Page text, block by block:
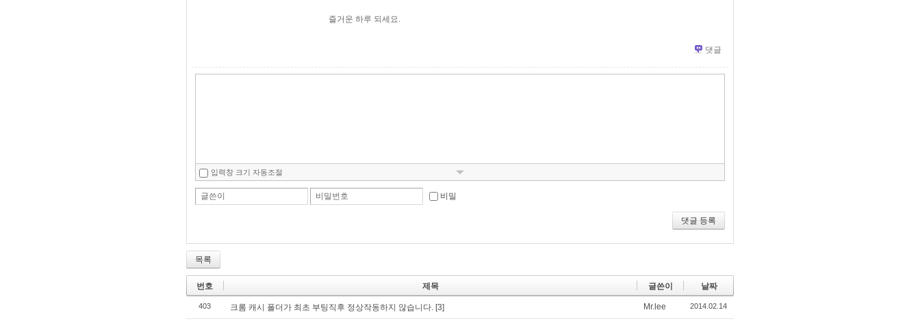
즐거운 하루 되세요.
댓글
뛰
입력창 크기 자동조절
글쓴이 비밀번호 비밀
댓글 등록
목록
번호 제목 글쓴이 날짜
403 크롬 캐시 폴더가 최초 부팅직후 정상작동하지 않습니다. [3] Mr.lee 2014.02.14